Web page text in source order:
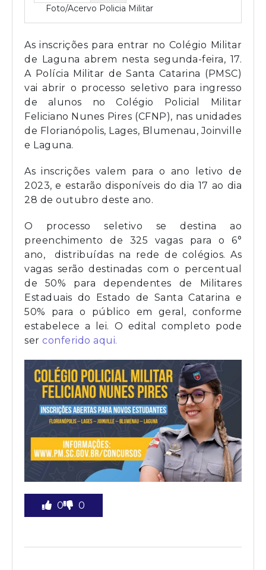
Foto/Acervo Policia Militar
As inscrições para entrar no Colégio Militar
de Laguna abrem nesta segunda-feira, 17.
A Polícia Militar de Santa Catarina (PMSC)
vai abrir o processo seletivo para ingresso
de alunos no Colégio Policial Militar
Feliciano Nunes Pires (CFNP), nas unidades
de Florianópolis, Lages, Blumenau, Joinville
e Laguna.
As inscrições valem para o ano letivo de
2023, e estarão disponíveis do dia 17 ao dia
28 de outubro deste ano.
O processo seletivo se destina ao
preenchimento de 325 vagas para o 6°
ano, distribuídas na rede de colégios. As
vagas serão destinadas com o percentual
de 50% para dependentes de Militares
Estaduais do Estado de Santa Catarina e
50% para o público em geral, conforme
estabelece a lei. O edital completo pode
ser conferido aqui.
0 0